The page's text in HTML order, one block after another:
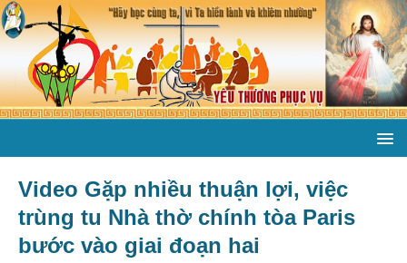
Video Gặp nhiều thuận lợi, việc
trùng tu Nhà thờ chính tòa Paris
bước vào giai đoạn hai